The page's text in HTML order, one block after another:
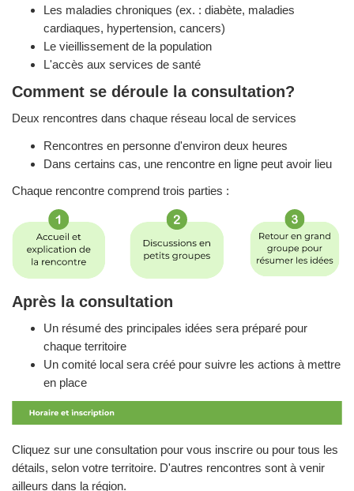
Les maladies chroniques (ex. : diabète, maladies
cardiaques, hypertension, cancers)
Le vieillissement de la population
L'accès aux services de santé
Comment se déroule la consultation?
Deux rencontres dans chaque réseau local de services
Rencontres en personne d'environ deux heures
Dans certains cas, une rencontre en ligne peut avoir lieu
Chaque rencontre comprend trois parties :
Après la consultation
Un résumé des principales idées sera préparé pour
chaque territoire
Un comité local sera créé pour suivre les actions à mettre
en place
Cliquez sur une consultation pour vous inscrire ou pour tous les
détails, selon votre territoire. D'autres rencontres sont à venir
ailleurs dans la région.